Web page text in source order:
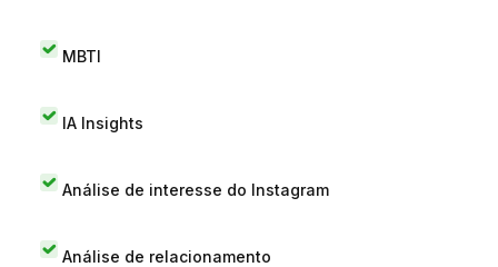
MBTI
IA Insights
Análise de interesse do Instagram
Análise de relacionamento